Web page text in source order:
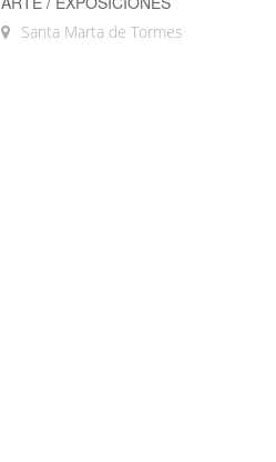
Santa Marta de Tormes